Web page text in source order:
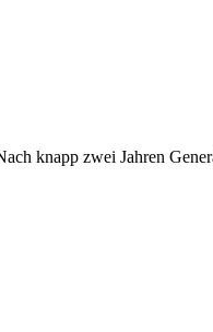
knapp zwei Jahren